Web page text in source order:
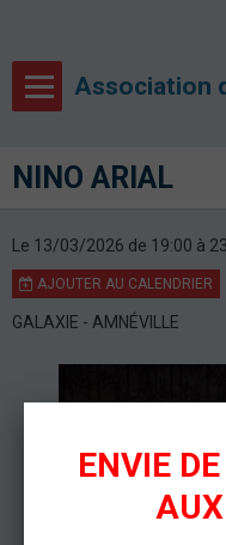
NINO ARIAL
Le 13/03/2026 de 19:00 à
AJOUTER AU CALENDRIER
GALAXIE - AMNÉVILLE
ENVIE